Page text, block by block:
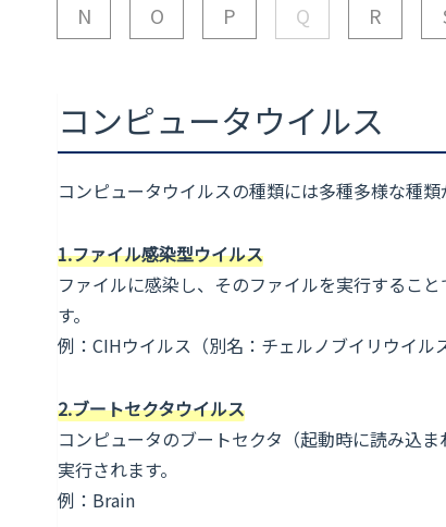
N O P Q R
コンピュータウイルス
コンピュータウイルスの種類には多種多様な種
1.ファイル感染型ウイルス
ファイルに感染し、そのファイルを実行するこ
す。
例：CIHウイルス（別名：チェルノブイリウイルス
2.ブートセクタウイルス
コンピュータのブートセクタ（起動時に読み込
実行されます。
例：Brain